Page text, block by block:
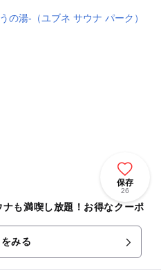
保存
26
も満喫し放題！お得なクーポ
みる